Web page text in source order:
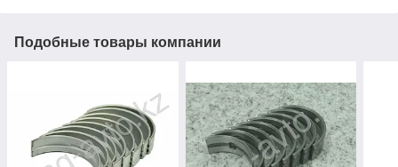
Подобные товары компании